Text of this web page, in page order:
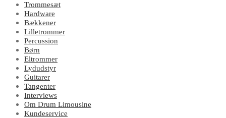
Trommesæt
Hardware
Bækkener
Lilletrommer
Percussion
Børn
Eltrommer
Lydudstyr
Guitarer
Tangenter
Interviews
Om Drum Limousine
Kundeservice